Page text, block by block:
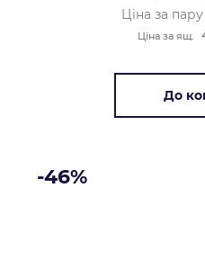
Ціна за пару
Ціна за ящ.
До
-46%